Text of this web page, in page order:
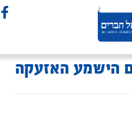
הישמע האזעקה